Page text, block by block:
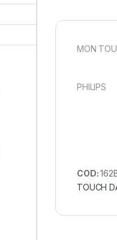
MON
PHILIPS
COD:
TOUCH